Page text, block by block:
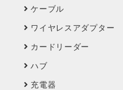
ケーブル
ワイヤレスアダプター
カードリーダー
ハブ
充電器